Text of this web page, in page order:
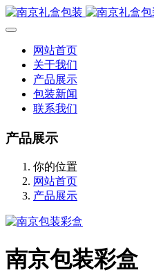
网站首页
关于我们
产品展示
包装新闻
联系我们
产品展示
你的位置
网站首页
产品展示
南京包装彩盒